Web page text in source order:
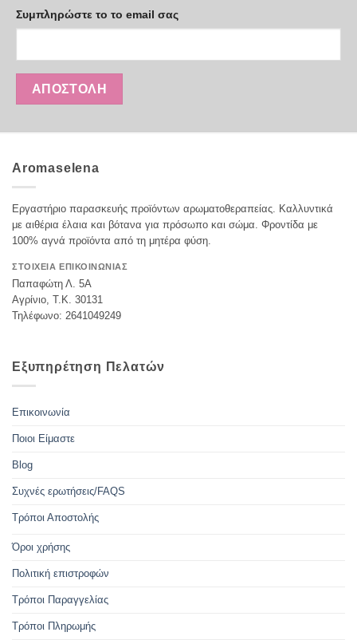
Συμπληρώστε το το email σας
Aromaselena
Εργαστήριο παρασκευής προϊόντων αρωματοθεραπείας. Καλλυντικά
με αιθέρια έλαια και βότανα για πρόσωπο και σώμα. Φροντίδα με
100% αγνά προϊόντα από τη μητέρα φύση.
ΣΤΟΙΧΕΙΑ ΕΠΙΚΟΙΝΩΝΙΑΣ
Παπαφώτη Λ. 5Α
Αγρίνιο, Τ.Κ. 30131
Τηλέφωνο: 2641049249
Εξυπηρέτηση Πελατών
Επικοινωνία
Ποιοι Είμαστε
Blog
Συχνές ερωτήσεις/FAQS
Τρόποι Αποστολής
Όροι χρήσης
Πολιτική επιστροφών
Τρόποι Παραγγελίας
Τρόποι Πληρωμής